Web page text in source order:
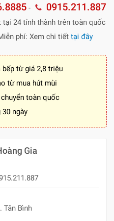
- 0915.211.887
24 tỉnh thành trên toàn quốc
phí: Xem chi tiết tại đây
từ giá 2,8 triệu
từ mua hút mùi
toàn quốc
ngày
Gia
Tân Bình